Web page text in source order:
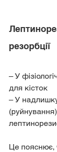
резорбції
– У
для кісток
– У
Це пояснює,